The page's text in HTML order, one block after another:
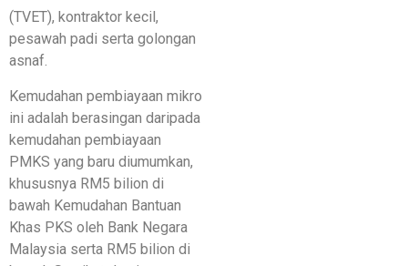
(TVET), kontraktor kecil,
pesawah padi serta golongan
asnaf.
Kemudahan pembiayaan mikro
ini adalah berasingan daripada
kemudahan pembiayaan
PMKS yang baru diumumkan,
khususnya RM5 bilion di
bawah Kemudahan Bantuan
Khas PKS oleh Bank Negara
Malaysia serta RM5 bilion di